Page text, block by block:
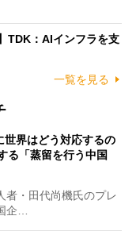
TDK：AIインフラを支
一覧を見る
界はどう対応するの
「蒸留を行う中国
・田代尚機氏のプレ
企…